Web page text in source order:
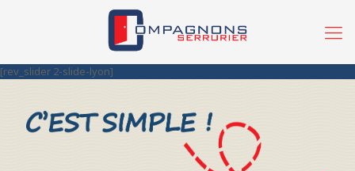
[rev_slider 2-slide-lyon]